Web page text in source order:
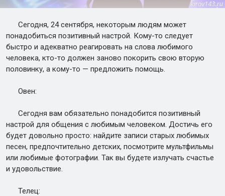
Сегодня, 24 сентября, некоторым людям может
понадобиться позитивный настрой. Кому-то следует
быстро и адекватно реагировать на слова любимого
человека, кто-то должен заново покорить свою вторую
половинку, а кому-то — предложить помощь.
Овен:
Сегодня вам обязательно понадобится позитивный
настрой для общения с любимым человеком. Достичь его
будет довольно просто: найдите записи старых любимых
песен, предпочтительно детских, посмотрите мультфильмы
или любимые фотографии. Так вы будете излучать счастье
и удовольствие.
Телец: